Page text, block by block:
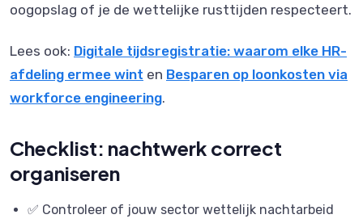
oogopslag of je de wettelijke rusttijden respecteert.
Lees ook: Digitale tijdsregistratie: waarom elke HR-
afdeling ermee wint en Besparen op loonkosten via
workforce engineering.
Checklist: nachtwerk correct
organiseren
✅ Controleer of jouw sector wettelijk nachtarbeid